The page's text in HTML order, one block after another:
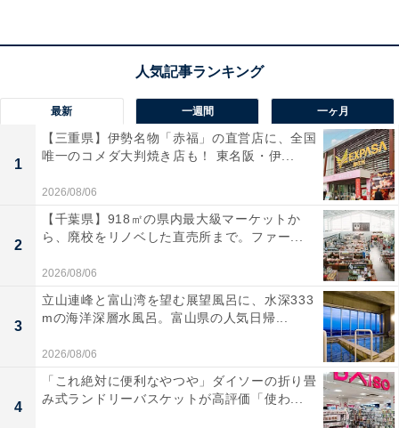
宿泊者からは「食事が夕食、朝食ともに最高」「温泉な
ので、身体が温まりいつまでもポカポカしていました」
という声があがっています。豊かな自然の中でリフレッ
シュしたい人や、家族で地域の歴史や旬の食を楽しみた
い人におすすめの宿です。
最新 一週間 一ヶ月
1
【三重県】伊勢名物「赤福」の直営店に、全国
唯一のコメダ大判焼き店も！ 東名阪・伊...
2026/08/06
2
【千葉県】918㎡の県内最大級マーケットか
ら、廃校をリノベした直売所まで。ファー...
2026/08/06
3
立山連峰と富山湾を望む展望風呂に、水深333
mの海洋深層水風呂。富山県の人気日帰...
2026/08/06
4
「これ絶対に便利なやつや」ダイソーの折り畳
み式ランドリーバスケットが高評価「使わ...